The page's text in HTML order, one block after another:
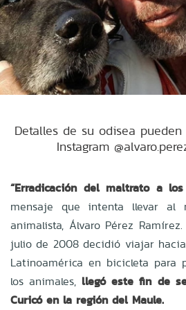
Detalles de su odisea
Instagram
“Erradicación del maltrato a los
mensaje que intenta llevar al
animalista, Álvaro Pérez
julio de 2008 decidió viajar
Latinoamérica en bicicleta para
los animales, llegó este fin de
Curicó en la región del Maule.